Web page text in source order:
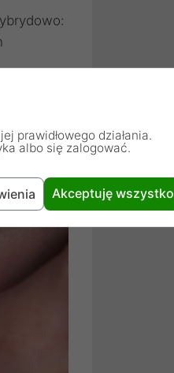
prawidłowego działania.
albo się zalogować.
Akceptuję wszystko